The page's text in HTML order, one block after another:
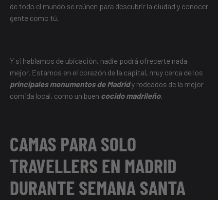
de todo el mundo se reúnen para descubrir la ciudad y conocer
gente como tú.
Y si hablamos de ubicación, nadie podrá ofrecerte nada
mejor. Estamos en el corazón de la capital, muy cerca de los
principales monumentos de Madridy rodeados de la mejor
comida local, como un buen cocido madrileño.
CAMAS PARA SOLO
TRAVELLERS EN MADRID
DURANTE SEMANA SANTA